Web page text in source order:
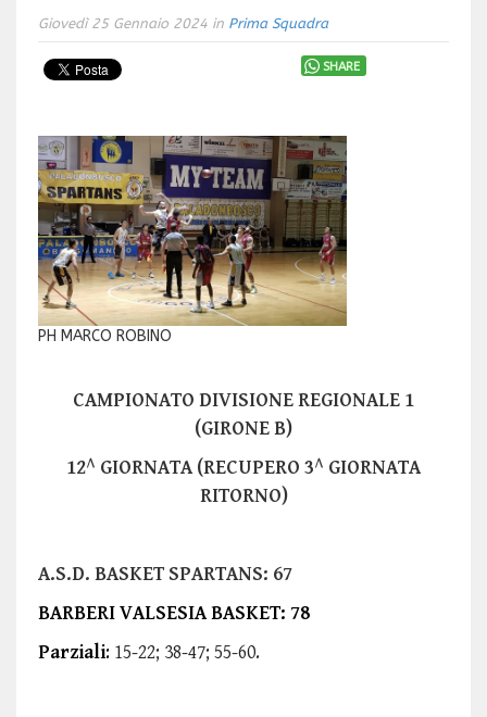
Giovedì 25 Gennaio 2024 in Prima Squadra
SHARE
PH MARCO ROBINO
CAMPIONATO DIVISIONE REGIONALE 1
(GIRONE B)
12^ GIORNATA (RECUPERO 3^ GIORNATA
RITORNO)
A.S.D. BASKET SPARTANS: 67
BARBERI VALSESIA BASKET: 78
Parziali: 15-22; 38-47; 55-60.